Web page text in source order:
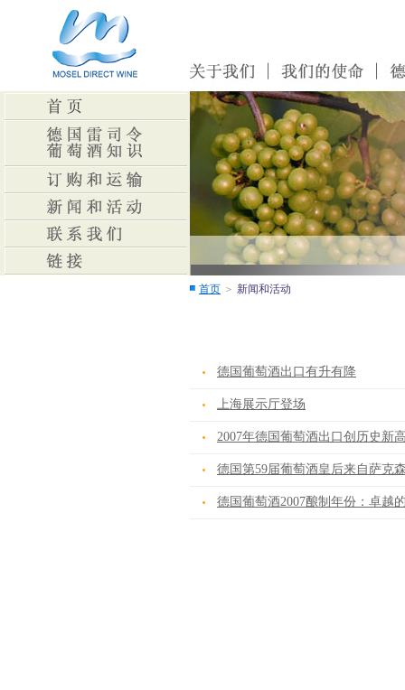
首页 ＞ 新闻和活动
德国葡萄酒出口有升有降
上海展示厅登场
2007年德国葡萄酒出口创历史新
德国第59届葡萄酒皇后来自萨克
德国葡萄酒2007酿制年份：卓越